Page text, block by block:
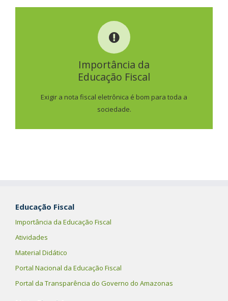
Importância da
Educação Fiscal
Exigir a nota fiscal eletrônica é bom para toda a
sociedade.
IMPORTÂNCIA DA
SAIBA MAIS
Educação Fiscal
Importância da Educação Fiscal
Atividades
Material Didático
Portal Nacional da Educação Fiscal
Portal da Transparência do Governo do Amazonas